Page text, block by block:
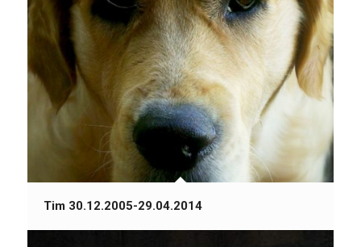
Tim 30.12.2005-29.04.2014